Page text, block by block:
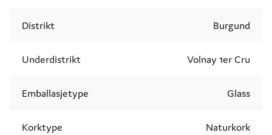
Distrikt Burgund
Underdistrikt Volnay 1er Cru
Emballasjetype Glass
Korktype Naturkork